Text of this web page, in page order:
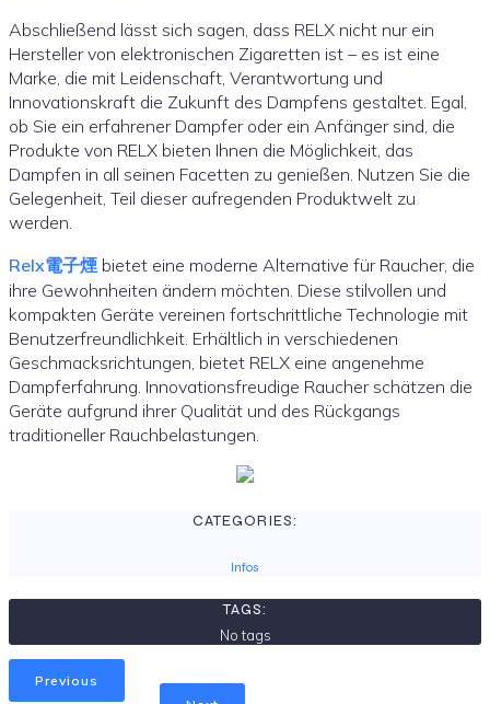
Abschließend lässt sich sagen, dass RELX nicht nur ein
Hersteller von elektronischen Zigaretten ist – es ist eine
Marke, die mit Leidenschaft, Verantwortung und
Innovationskraft die Zukunft des Dampfens gestaltet. Egal,
ob Sie ein erfahrener Dampfer oder ein Anfänger sind, die
Produkte von RELX bieten Ihnen die Möglichkeit, das
Dampfen in all seinen Facetten zu genießen. Nutzen Sie die
Gelegenheit, Teil dieser aufregenden Produktwelt zu
werden.
Relx電子煙 bietet eine moderne Alternative für Raucher, die
ihre Gewohnheiten ändern möchten. Diese stilvollen und
kompakten Geräte vereinen fortschrittliche Technologie mit
Benutzerfreundlichkeit. Erhältlich in verschiedenen
Geschmacksrichtungen, bietet RELX eine angenehme
Dampferfahrung. Innovationsfreudige Raucher schätzen die
Geräte aufgrund ihrer Qualität und des Rückgangs
traditioneller Rauchbelastungen.
CATEGORIES:
Infos
TAGS:
No tags
Previous